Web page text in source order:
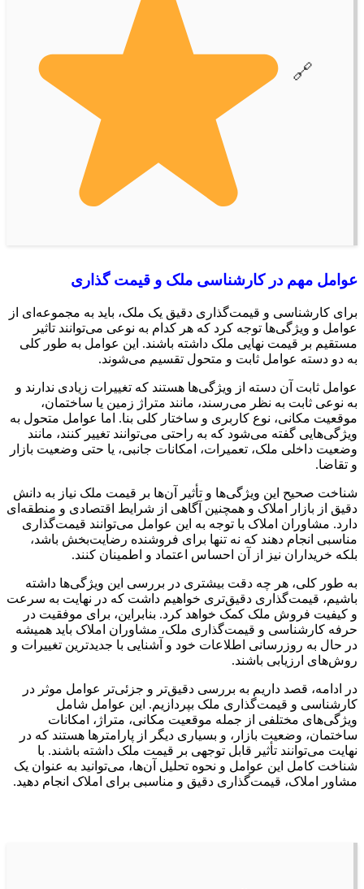
عوامل مهم در کارشناسی ملک و قیمت گذاری
برای کارشناسی و قیمت‌گذاری دقیق یک ملک، باید به مجموعه‌ای از
عوامل و ویژگی‌ها توجه کرد که هر کدام به نوعی می‌توانند تاثیر
مستقیم بر قیمت نهایی ملک داشته باشند. این عوامل به طور کلی
به دو دسته عوامل ثابت و متحول تقسیم می‌شوند.
عوامل ثابت آن دسته از ویژگی‌ها هستند که تغییرات زیادی ندارند و
به نوعی ثابت به نظر می‌رسند، مانند متراژ زمین یا ساختمان،
موقعیت مکانی، نوع کاربری و ساختار کلی بنا. اما عوامل متحول به
ویژگی‌هایی گفته می‌شود که به راحتی می‌توانند تغییر کنند، مانند
وضعیت داخلی ملک، تعمیرات، امکانات جانبی، یا حتی وضعیت بازار
و تقاضا.
شناخت صحیح این ویژگی‌ها و تأثیر آن‌ها بر قیمت ملک نیاز به دانش
دقیق از بازار املاک و همچنین آگاهی از شرایط اقتصادی و منطقه‌ای
دارد. مشاوران املاک با توجه به این عوامل می‌توانند قیمت‌گذاری
مناسبی انجام دهند که نه تنها برای فروشنده رضایت‌بخش باشد،
بلکه خریداران نیز از آن احساس اعتماد و اطمینان کنند.
به طور کلی، هر چه دقت بیشتری در بررسی این ویژگی‌ها داشته
باشیم، قیمت‌گذاری دقیق‌تری خواهیم داشت که در نهایت به سرعت
و کیفیت فروش ملک کمک خواهد کرد. بنابراین، برای موفقیت در
حرفه کارشناسی و قیمت‌گذاری ملک، مشاوران املاک باید همیشه
در حال به روزرسانی اطلاعات خود و آشنایی با جدیدترین تغییرات و
روش‌های ارزیابی باشند.
در ادامه، قصد داریم به بررسی دقیق‌تر و جزئی‌تر عوامل موثر در
کارشناسی و قیمت‌گذاری ملک بپردازیم. این عوامل شامل
ویژگی‌های مختلفی از جمله موقعیت مکانی، متراژ، امکانات
ساختمان، وضعیت بازار، و بسیاری دیگر از پارامترها هستند که در
نهایت می‌توانند تأثیر قابل توجهی بر قیمت ملک داشته باشند. با
شناخت کامل این عوامل و نحوه تحلیل آن‌ها، می‌توانید به عنوان یک
مشاور املاک، قیمت‌گذاری دقیق و مناسبی برای املاک انجام دهید.